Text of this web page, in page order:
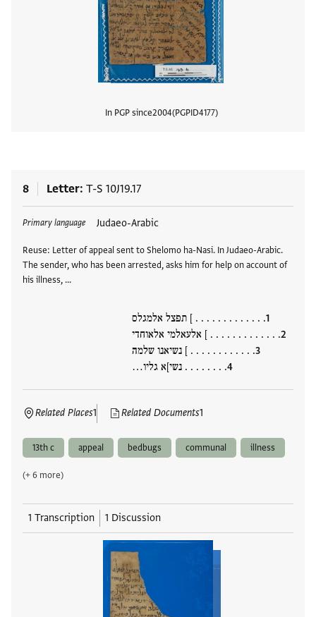
In PGP since2004 PGPID4177
8 Letter T-S 10J19.17
Primary language Judaeo-Arabic
Reuse: Letter of appeal sent to Shelomo ha-Nasi. In Judaeo-Arabic.
The sender, who has been arrested, asks him for help on account of
his illness, …
. . . . . . . . . . . . . ] תפצל אלמגלס
. . . . . . . . . . . . . ] אלעאלמי אלאוחדי
. . . . . . . . . . . . ] נשיאנו שלמה
. . . . . . . . נשי]א גליו…
Related Places1 Related Documents1
Tags
13th c appeal bedbugs communal illness
(+ 6 more)
1 Transcription 1 Discussion